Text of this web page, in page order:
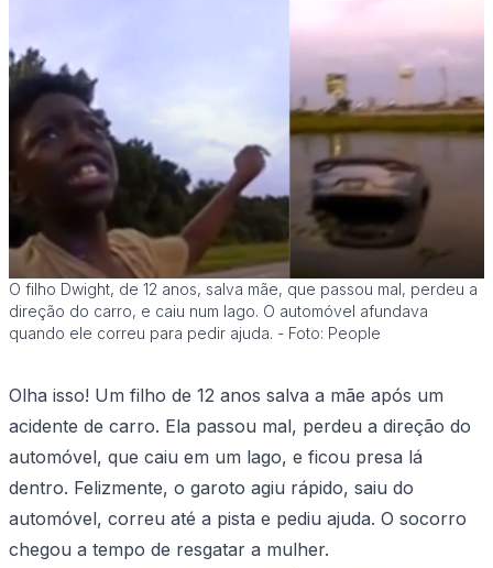
O filho Dwight, de 12 anos, salva mãe, que passou mal, perdeu a
direção do carro, e caiu num lago. O automóvel afundava
quando ele correu para pedir ajuda. - Foto: People
Olha isso! Um filho de 12 anos salva a mãe após um
acidente de carro. Ela passou mal, perdeu a direção do
automóvel, que caiu em um lago, e ficou presa lá
dentro. Felizmente, o garoto agiu rápido, saiu do
automóvel, correu até a pista e pediu ajuda. O socorro
chegou a tempo de resgatar a mulher.